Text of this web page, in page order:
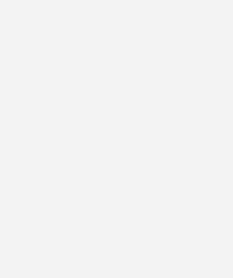
in
trifft auch auf die Parkland Hall zu, deren
Maß an Handwerkskunst erforderte. Für
aus Edelmetall